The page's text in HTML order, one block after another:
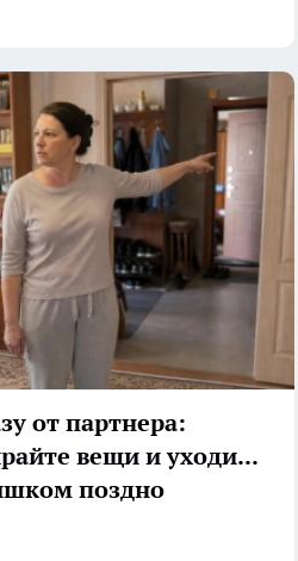
от партнера:
вещи и уходите,
поздно